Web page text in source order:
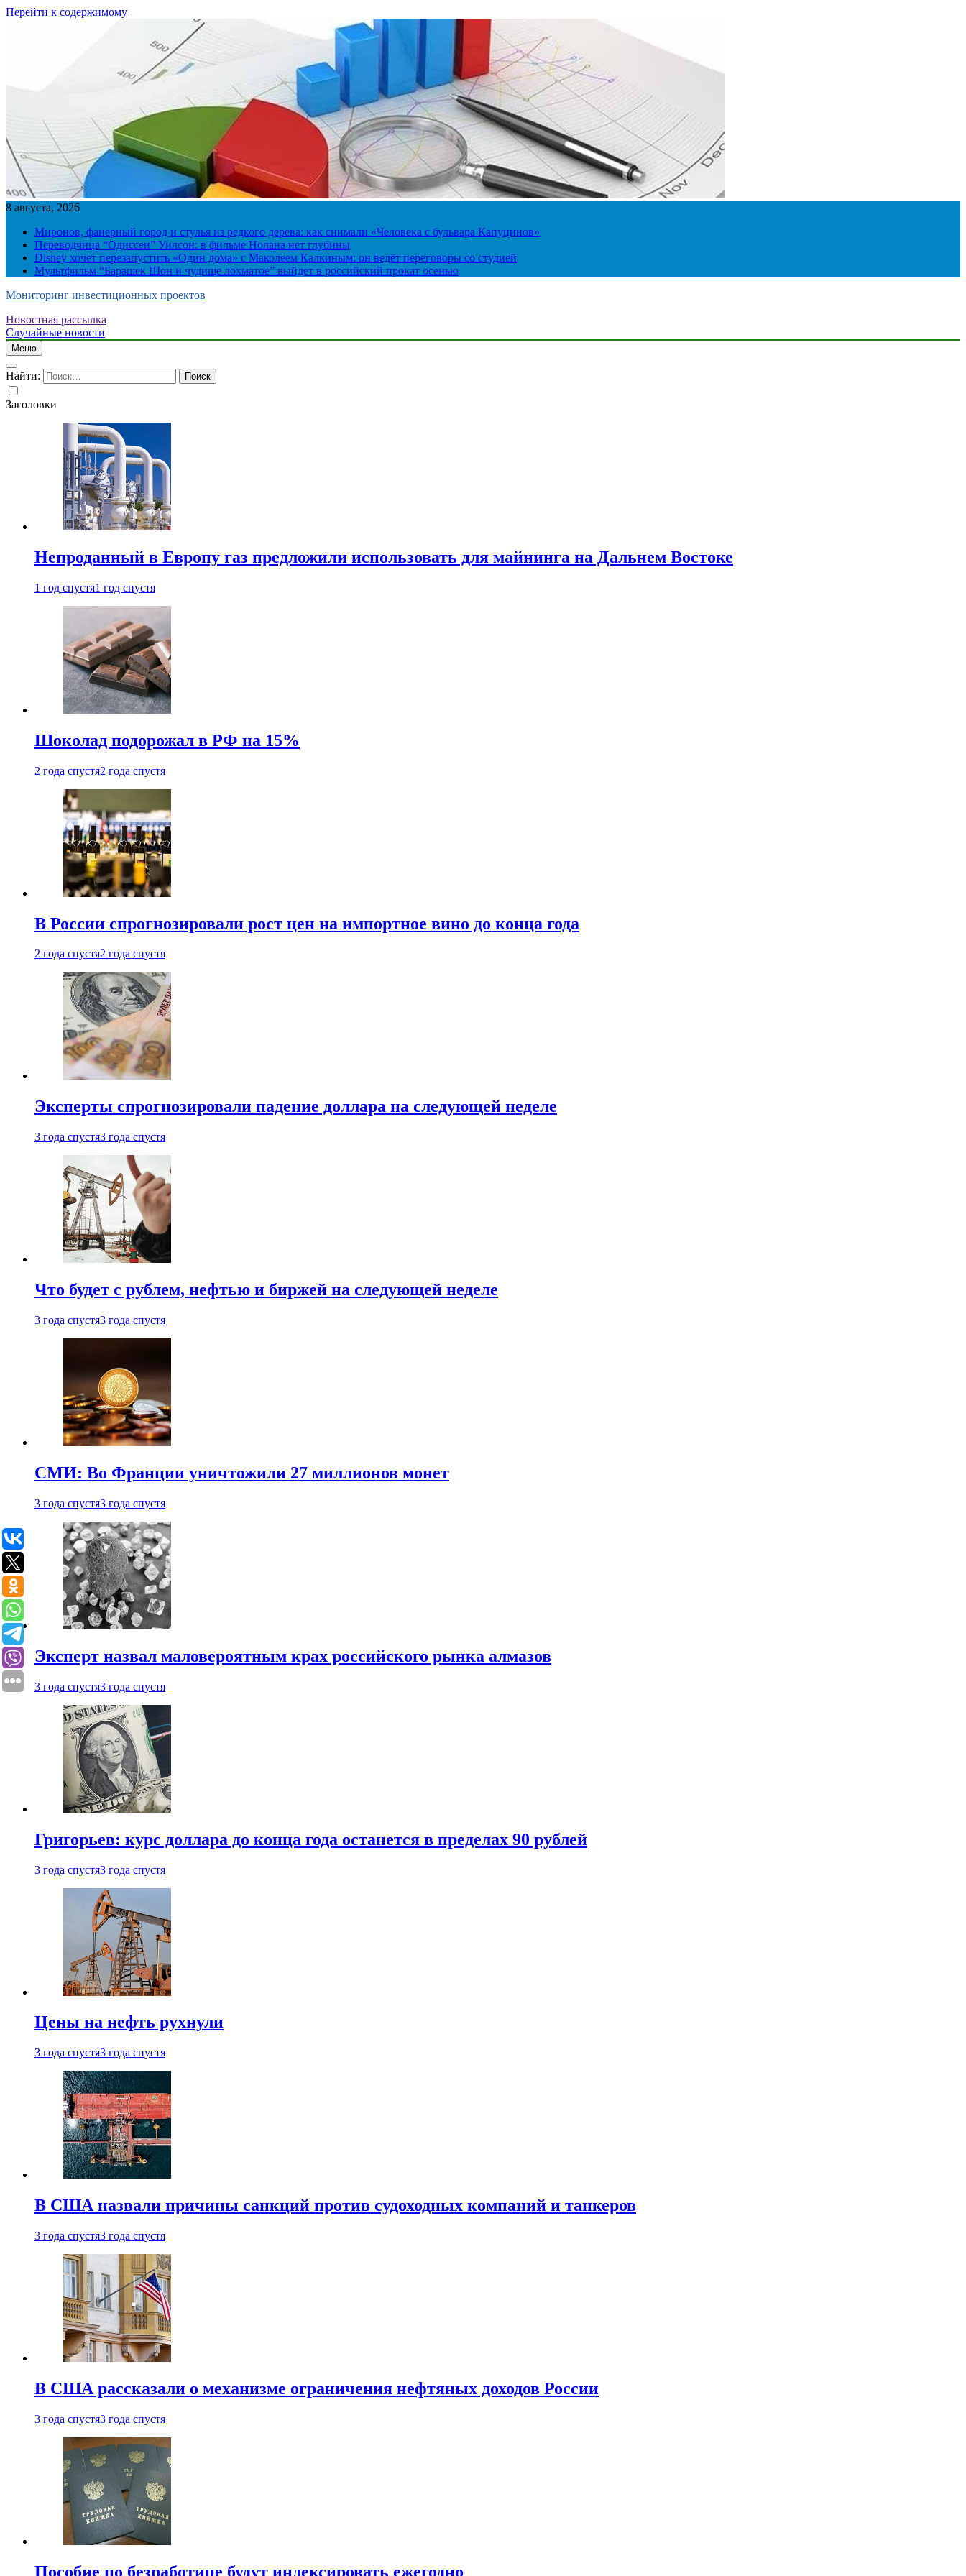
Перейти к содержимому
8 августа, 2026
Миронов, фанерный город и стулья из редкого дерева: как снимали «Человека с бульвара Капуцинов»
Переводчица “Одиссеи” Уилсон: в фильме Нолана нет глубины
Disney хочет перезапустить «Один дома» с Маколеем Калкиным: он ведёт переговоры со студией
Мультфильм “Барашек Шон и чудище лохматое” выйдет в российский прокат осенью
Мониторинг инвестиционных проектов
Новостная рассылка
Случайные новости
Меню
Найти:
Заголовки
Непроданный в Европу газ предложили использовать для майнинга на Дальнем Востоке
1 год спустя1 год спустя
Шоколад подорожал в РФ на 15%
2 года спустя2 года спустя
В России спрогнозировали рост цен на импортное вино до конца года
2 года спустя2 года спустя
Эксперты спрогнозировали падение доллара на следующей неделе
3 года спустя3 года спустя
Что будет с рублем, нефтью и биржей на следующей неделе
3 года спустя3 года спустя
СМИ: Во Франции уничтожили 27 миллионов монет
3 года спустя3 года спустя
Эксперт назвал маловероятным крах российского рынка алмазов
3 года спустя3 года спустя
Григорьев: курс доллара до конца года останется в пределах 90 рублей
3 года спустя3 года спустя
Цены на нефть рухнули
3 года спустя3 года спустя
В США назвали причины санкций против судоходных компаний и танкеров
3 года спустя3 года спустя
В США рассказали о механизме ограничения нефтяных доходов России
3 года спустя3 года спустя
Пособие по безработице будут индексировать ежегодно